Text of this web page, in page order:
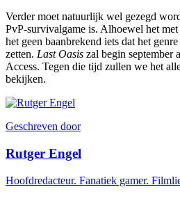
Verder moet natuurlijk wel gezegd
PvP-survivalgame is. Alhoewel het
het geen baanbrekend iets dat het
zetten. Last Oasis zal begin september
Access. Tegen die tijd zullen we het
bekijken.
Geschreven door
Rutger Engel
Hoofdredacteur. Fanatiek gamer.